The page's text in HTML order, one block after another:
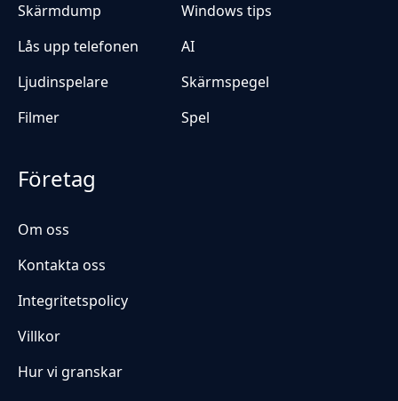
Skärmdump
Windows tips
Lås upp telefonen
AI
Ljudinspelare
Skärmspegel
Filmer
Spel
Företag
Om oss
Kontakta oss
Integritetspolicy
Villkor
Hur vi granskar